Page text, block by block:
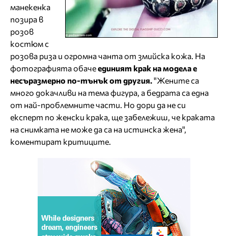
манекенка
позира в
розов
костюм с
розова риза и огромна чанта от змийска кожа. На
фотографията обачеединият крак на модела е
несъразмерно по-тънък от другия. "Жените са
много докачливи на тема фигура, а бедрата са една
от най-проблемните части. Но дори да не си
експерт по женски крака, ще забележиш, че краката
на снимката не може да са на истинска жена",
коментират критиците.